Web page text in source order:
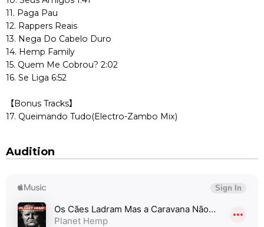
11. Paga Pau
12. Rappers Reais
13. Nega Do Cabelo Duro
14. Hemp Family
15. Quem Me Cobrou? 2:02
16. Se Liga 6:52
【Bonus Tracks】
17. Queimando Tudo(Electro-Zambo Mix)
Audition